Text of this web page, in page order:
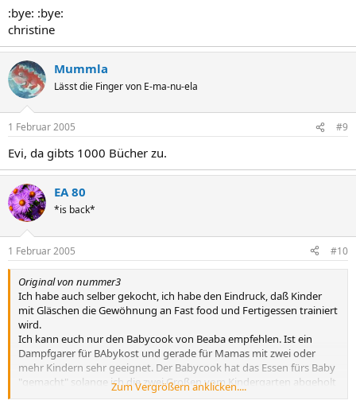
:bye: :bye:
christine
Mummla
Lässt die Finger von E-ma-nu-ela
1 Februar 2005 #9
Evi, da gibts 1000 Bücher zu.
EA 80
*is back*
1 Februar 2005 #10
Original von nummer3
Ich habe auch selber gekocht, ich habe den Eindruck, daß Kinder
mit Gläschen die Gewöhnung an Fast food und Fertigessen trainiert
wird.
Ich kann euch nur den Babycook von Beaba empfehlen. Ist ein
Dampfgarer für BAbykost und gerade für Mamas mit zwei oder
mehr Kindern sehr geeignet. Der Babycook hat das Essen fürs Baby
"gemacht" solange ich die zwei Großen vom Kindergarten abgeholt
Zum Vergrößern anklicken....